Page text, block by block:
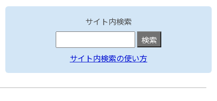
サイト内検索
サイト内検索の使い方